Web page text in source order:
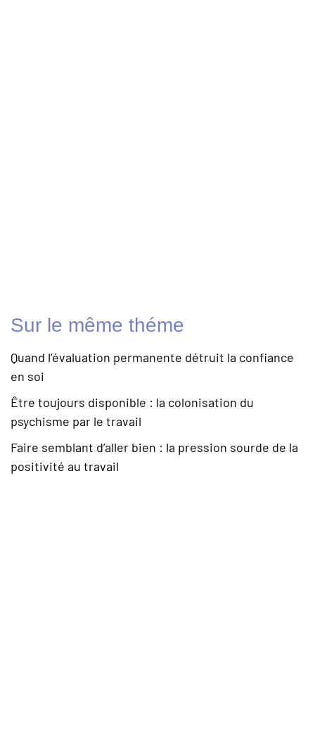
Sur le même théme
Quand l’évaluation permanente détruit la confiance
en soi
Être toujours disponible : la colonisation du
psychisme par le travail
Faire semblant d’aller bien : la pression sourde de la
positivité au travail